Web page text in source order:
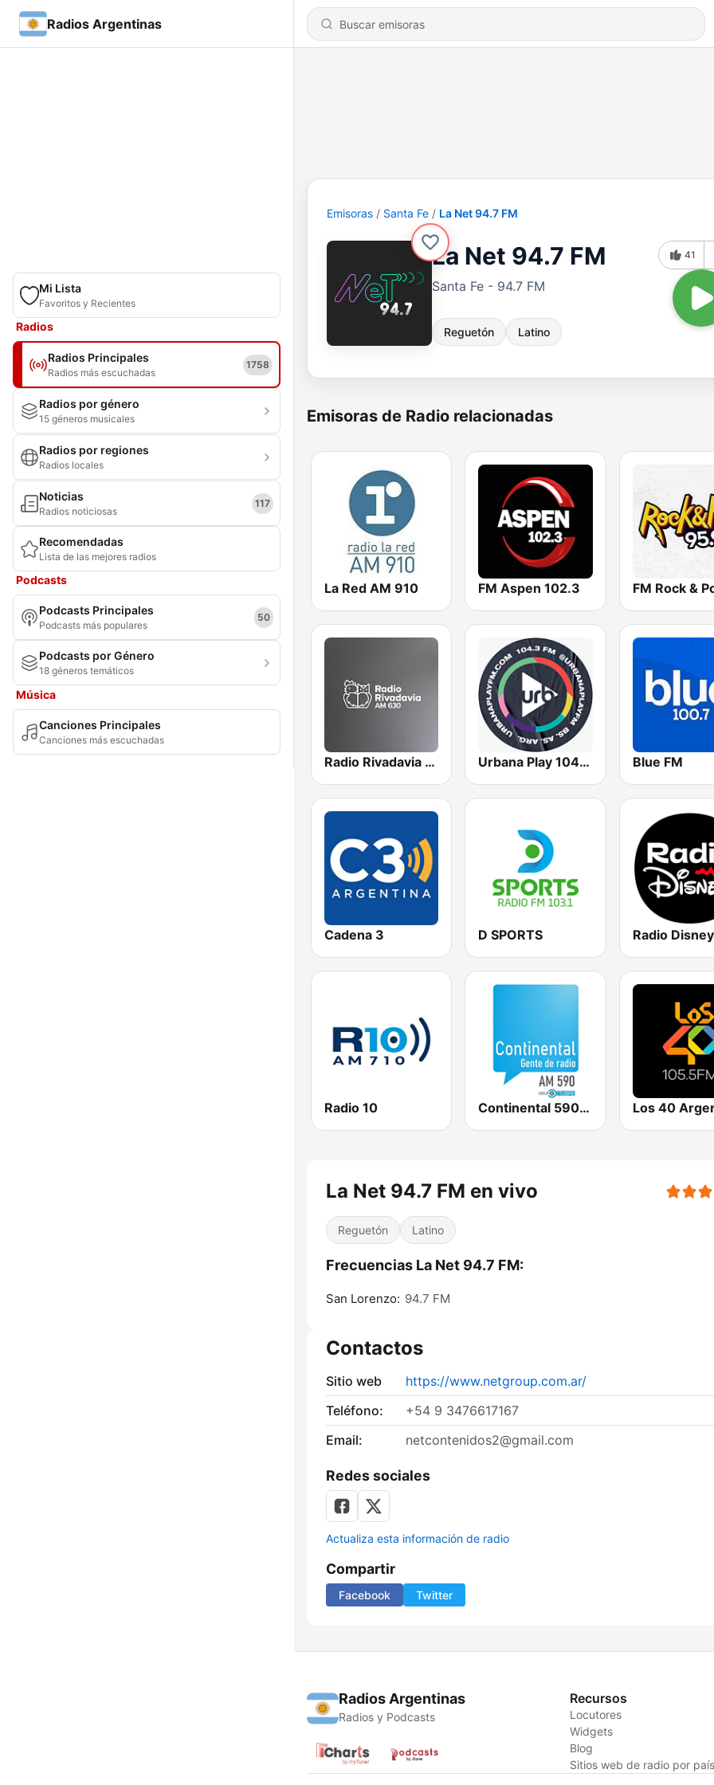
Radios Argentinas
Mi Lista
Favoritos y Recientes
Radios
Radios Principales
Radios más escuchadas
1758
Radios por género
15 géneros musicales
Radios por regiones
Radios locales
Noticias
Radios noticiosas
117
Recomendadas
Lista de las mejores radios
Podcasts
Podcasts Principales
Podcasts más populares
50
Podcasts por Género
18 géneros temáticos
Música
Canciones Principales
Canciones más escuchadas
Emisoras Santa Fe La Net 94.7 FM
La Net 94.7 FM
Santa Fe - 94.7 FM
Reguetón Latino
41
Emisoras de Radio relacionadas
La Red AM 910 FM Aspen 102.3 FM Rock &
Radio Rivadavia 630 AM Urbana Play 104.3 FM Blue FM
Cadena 3 D SPORTS
Radio 10 Continental 590 AM Los 40
La Net 94.7 FM en vivo
Reguetón Latino
Frecuencias La Net 94.7 FM:
San Lorenzo: 94.7 FM
Contactos
Sitio web
https://www.netgroup.com.ar/
Teléfono:
+54 9 3476617167
Email:
netcontenidos2@gmail.com
Redes sociales
Actualiza esta información de radio
Compartir
Facebook Twitter
Radios Argentinas
Radios y Podcasts
Recursos
Locutores
Widgets
Blog
Sitios web de radio por